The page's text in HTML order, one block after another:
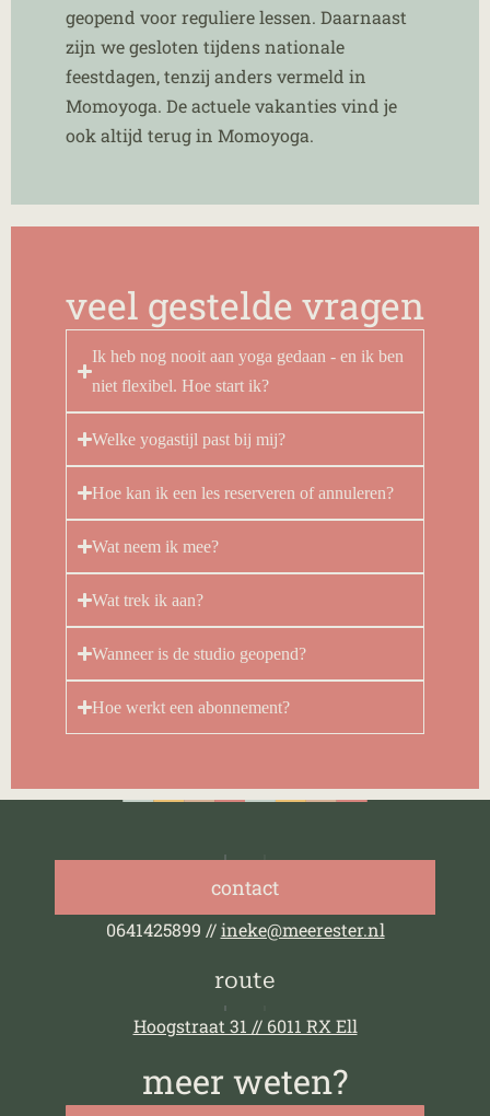
geopend voor reguliere lessen. Daarnaast
zijn we gesloten tijdens nationale
feestdagen, tenzij anders vermeld in
Momoyoga. De actuele vakanties vind je
ook altijd terug in Momoyoga.
veel gestelde vragen
Ik heb nog nooit aan yoga gedaan - en ik ben
niet flexibel. Hoe start ik?
Welke yogastijl past bij mij?
Hoe kan ik een les reserveren of annuleren?
Wat neem ik mee?
Wat trek ik aan?
Wanneer is de studio geopend?
Hoe werkt een abonnement?
contact
0641425899 //ineke@meerester.nl
route
Hoogstraat 31 // 6011 RX Ell
meer weten?